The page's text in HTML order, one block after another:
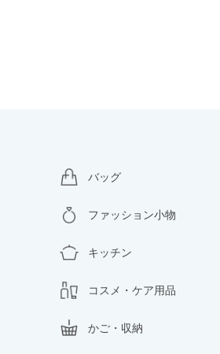
バッグ
ファッション小物
キッチン
コスメ・ケア用品
かご・収納